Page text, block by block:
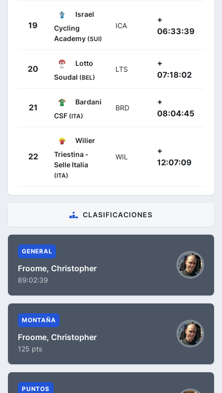
19
Israel
Cycling
Academy (SUI)
ICA
+
06:33:39
20
Lotto
Soudal (BEL)
LTS
+
07:18:02
21
Bardani
CSF (ITA)
BRD
+
08:04:45
22
Wilier
Triestina -
Selle Italia
(ITA)
WIL
+
12:07:09
CLASIFICACIONES
GENERAL
Froome, Christopher
89:02:39
MONTAÑA
Froome, Christopher
125 pts
PUNTOS